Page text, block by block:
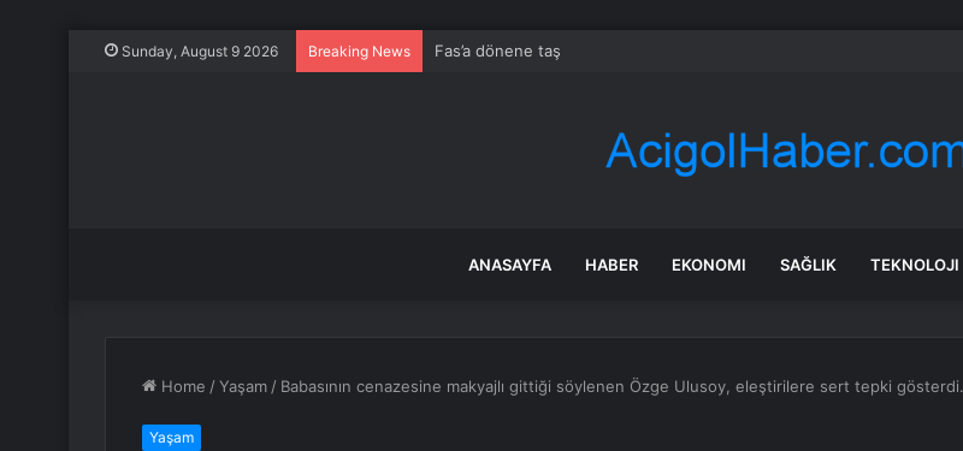
Sunday, August 9 2026 Breaking News Fas’a dönene taş
ANASAYFA HABER EKONOMI SAĞLIK TEKNOLOJI
Home /Yaşam / Babasının cenazesine makyajlı gittiği söylenen Özge Ulusoy, eleştirilere sert tepki gösterdi.
Yaşam